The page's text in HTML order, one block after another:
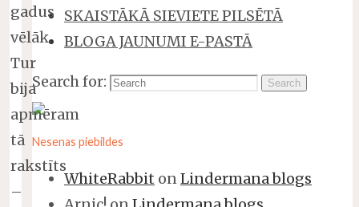
SKAISTĀKĀ SIEVIETE PILSĒTĀ
BLOGA JAUNUMI E-PASTĀ
Search for: Search
Nesenas piebildes
WhiteRabbit onLindermana blogs
gadus
vēlāk.
Tur
bija
apmēram
tā
rakstīts
–